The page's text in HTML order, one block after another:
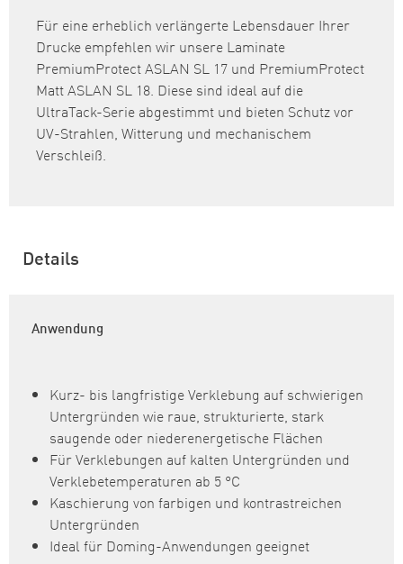
Für eine erheblich verlängerte Lebensdauer Ihrer
Drucke empfehlen wir unsere Laminate
PremiumProtect ASLAN SL 17 und PremiumProtect
Matt ASLAN SL 18. Diese sind ideal auf die
UltraTack-Serie abgestimmt und bieten Schutz vor
UV-Strahlen, Witterung und mechanischem
Verschleiß.
Details
Anwendung
Kurz- bis langfristige Verklebung auf schwierigen
Untergründen wie raue, strukturierte, stark
saugende oder niederenergetische Flächen
Für Verklebungen auf kalten Untergründen und
Verklebetemperaturen ab 5 °C
Kaschierung von farbigen und kontrastreichen
Untergründen
Ideal für Doming-Anwendungen geeignet